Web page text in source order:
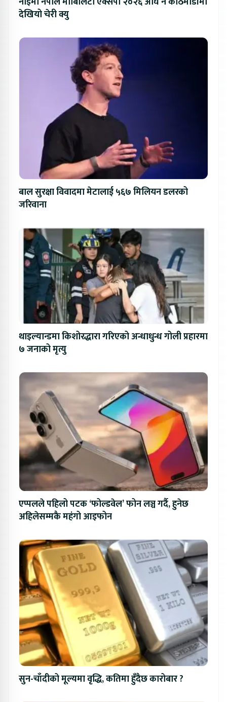
देखियो चेरी क्यु
बाल सुरक्षा विवादमा मेटालाई ५६७ मिलियन डलरको
जरिवाना
थाइल्यान्डमा किशोरद्धारा गरिएको अन्धाधुन्ध गोली प्रहारमा
७ जनाको मृत्यु
एप्पलले पहिलो पटक ‘फोल्डवेल’ फोन लञ्च गर्दै, हुनेछ
अहिलेसम्मकै महंगो आइफोन
सुन-चाँदीको मूल्यमा वृद्धि, कतिमा हुँदैछ कारोबार ?